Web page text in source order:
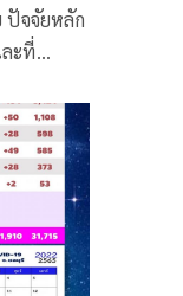
ปัจจัยหลัก
ะที่